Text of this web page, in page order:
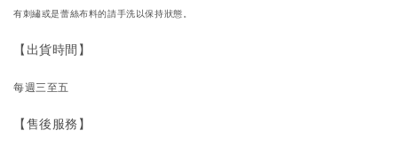
有刺繡或是蕾絲布料的請手洗以保持狀態。
【出貨時間】
每週三至五
【售後服務】